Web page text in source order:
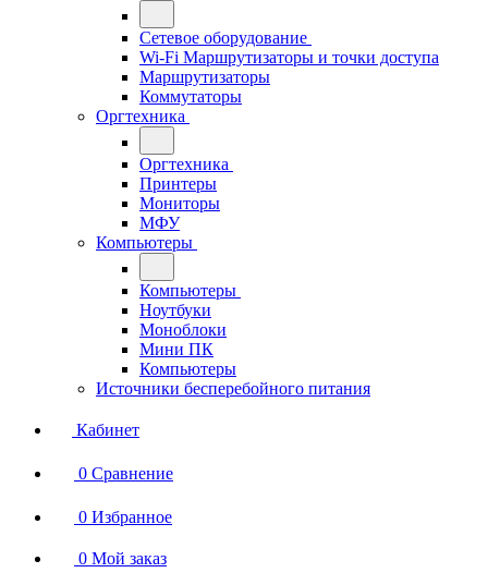
Сетевое оборудование
Wi-Fi Маршрутизаторы и точки доступа
Маршрутизаторы
Коммутаторы
Оргтехника
Оргтехника
Принтеры
Мониторы
МФУ
Компьютеры
Компьютеры
Ноутбуки
Моноблоки
Мини ПК
Компьютеры
Источники бесперебойного питания
Кабинет
0 Сравнение
0 Избранное
0 Мой заказ